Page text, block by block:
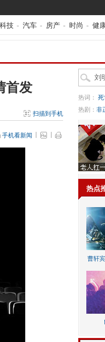
科技 - 汽车 - 房产 - 时尚 - 健
首发
扫描到手机
手机看新闻
热词：
热剧： 非
热点
曹轩